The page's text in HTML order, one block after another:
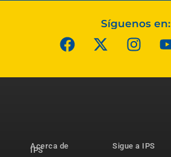
Síguenos en:
Acerca de
IPS
Sigue a IPS